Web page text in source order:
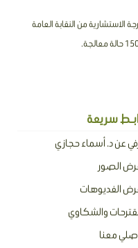
الاستشارية من النقابة العامة
سريعة
عن د. أسماء حجازي
الصور
الفديوهات
والشكاوي
معنا